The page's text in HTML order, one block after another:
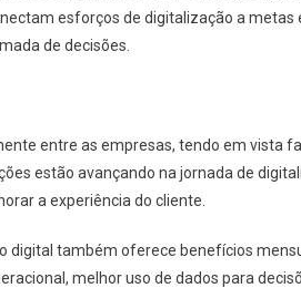
esforços de digitalização a
de decisões.
entre as empresas, tendo em vista
estão avançando na jornada de
a experiência do cliente.
também oferece benefícios
melhor uso de dados para